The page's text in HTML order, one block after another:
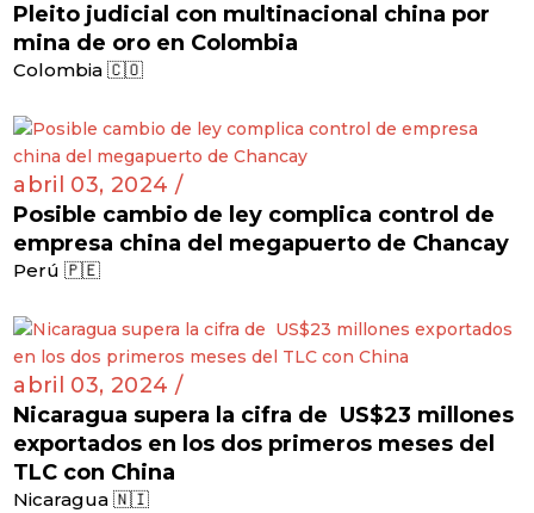
Pleito judicial con multinacional china por
mina de oro en Colombia
Colombia 🇨🇴
abril 03, 2024 /
Posible cambio de ley complica control de
empresa china del megapuerto de Chancay
Perú 🇵🇪
abril 03, 2024 /
Nicaragua supera la cifra de US$23 millones
exportados en los dos primeros meses del
TLC con China
Nicaragua 🇳🇮